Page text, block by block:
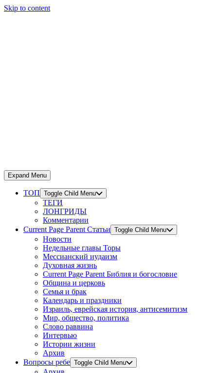
Skip to content
Expand Menu
ТОП Toggle Child Menu
ТЕГИ
ЛОНГРИДЫ
Комментарии
Current Page Parent Статьи Toggle Child Menu
Новости
Недельные главы Торы
Мессианский иудаизм
Духовная жизнь
Current Page Parent Библия и богословие
Община и церковь
Семья и брак
Календарь и праздники
Израиль, еврейская история, антисемитизм
Мир, общество, политика
Слово раввина
Интервью
Истории жизни
Архив
Вопросы ребе Toggle Child Menu